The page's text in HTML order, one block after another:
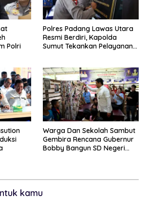
Polri
Polres Padang Lawas Utara
Resmi Berdiri, Kapolda
Sumut Tekankan Pelayanan
Warga Dan Sekolah Sambut
Gembira Rencana Gubernur
Bobby Bangun SD Negeri
kamu